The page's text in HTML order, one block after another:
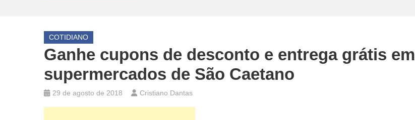
COTIDIANO
Ganhe cupons de desconto e entrega grátis em
supermercados de São Caetano
29 de agosto de 2018 Cristiano Dantas